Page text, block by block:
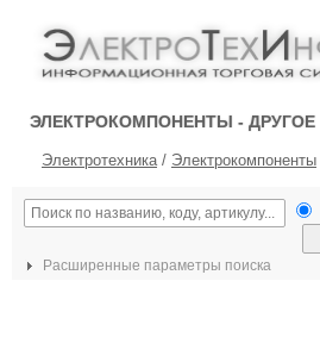
ЭЛЕКТРОКОМПОНЕНТЫ - ДРУГОЕ
Электротехника/ Электрокомпоненты
Расширенные параметры поиска